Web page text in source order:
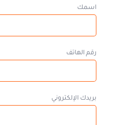
تذكرنياسمك
رقم الهاتف
بريدك الإلكتروني